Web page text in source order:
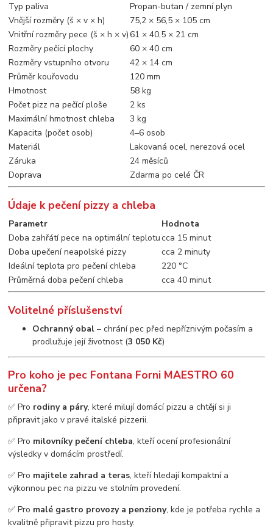
Typ paliva
Propan-butan / zemní plyn
Vnější rozměry (š × v × h)
75,2 × 56,5 × 105 cm
Vnitřní rozměry pece (š × h × v)61 × 40,5 × 21 cm
Rozměry pečící plochy
60 × 40 cm
Rozměry vstupního otvoru
42 × 14 cm
Průměr kouřovodu
120 mm
Hmotnost
58 kg
Počet pizz na pečící ploše
2 ks
Maximální hmotnost chleba
3 kg
Kapacita (počet osob)
4–6 osob
Materiál
Lakovaná ocel, nerezová ocel
Záruka
24 měsíců
Doprava
Zdarma po celé ČR
Údaje k pečení pizzy a chleba
Parametr
Hodnota
Doba zahřátí pece na optimální teplotucca 15 minut
Doba upečení neapolské pizzy
cca 2 minuty
Ideální teplota pro pečení chleba
220 °C
Průměrná doba pečení chleba
cca 40 minut
Volitelné příslušenství
Ochranný obal – chrání pec před nepříznivým počasím a
prodlužuje její životnost (3 050 Kč)
Pro koho je pec Fontana Forni MAESTRO 60
určena?
✅ Pro rodiny a páry, které milují domácí pizzu a chtějí si ji
připravit jako v pravé italské pizzerii.
✅ Pro milovníky pečení chleba, kteří ocení profesionální
výsledky v domácím prostředí.
✅ Pro majitele zahrad a teras, kteří hledají kompaktní a
výkonnou pec na pizzu ve stolním provedení.
✅ Pro malé gastro provozy a penziony, kde je potřeba rychle a
kvalitně připravit pizzu pro hosty.